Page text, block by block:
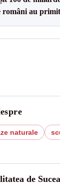
români au
naturale
de